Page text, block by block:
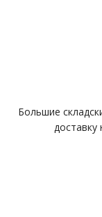
Большие
доставку